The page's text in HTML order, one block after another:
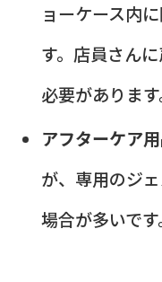
ョーケース内
す。店員さん
必要があります
アフターケア用
が、専用のジ
場合が多いです